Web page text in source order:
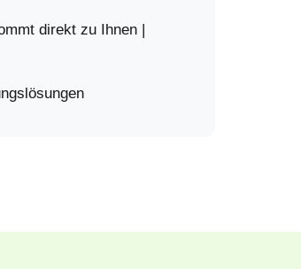
direkt zu Ihnen |